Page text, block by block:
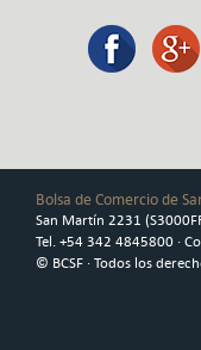
Bolsa de Comercio de
San Martín 2231
Tel. +54 342 4845800 ·
© BCSF · Todos los